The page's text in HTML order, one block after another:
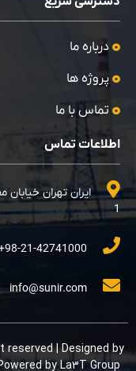
درباره ما
پروژه ها
تماس با ما
اطلاعات تماس
ایران تهران
1
98-21-42741000+
info@sunir.com
reserved | Designed by
by La3T Group ©